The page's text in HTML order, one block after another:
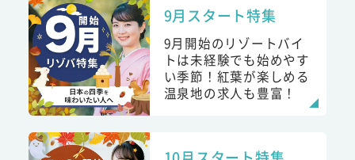
9月スタート特集
9月開始のリゾートバイ
トは未経験でも始めやす
い季節！紅葉が楽しめる
温泉地の求人も豊富！